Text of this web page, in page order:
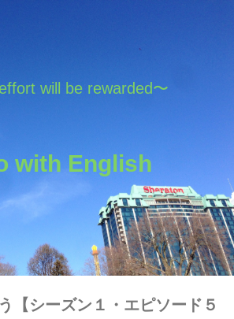
will be rewarded〜
with English
【シーズン１・エピソード５